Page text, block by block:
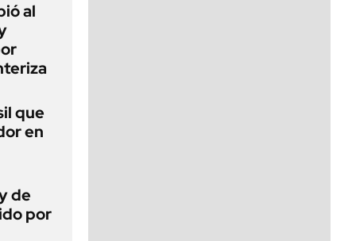
al
que
en
de
por